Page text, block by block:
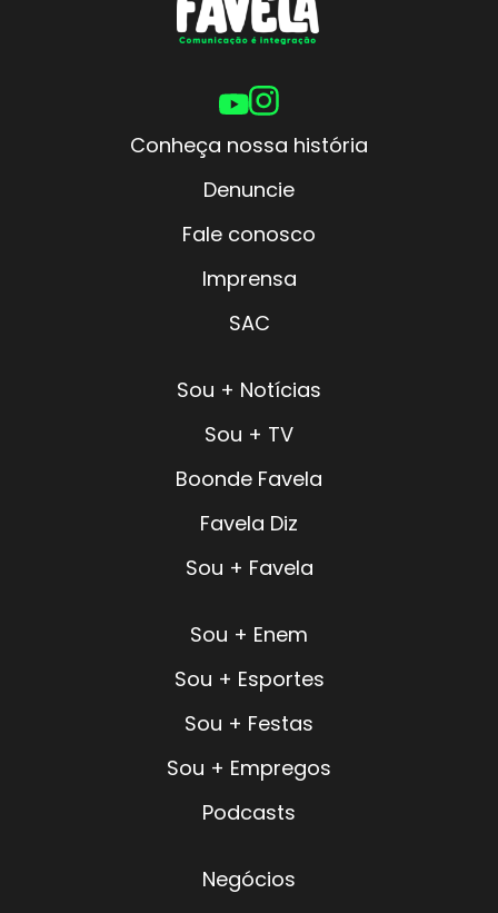
Conheça nossa história
Denuncie
Fale conosco
Imprensa
SAC
Sou + Notícias
Sou + TV
Boonde Favela
Favela Diz
Sou + Favela
Sou + Enem
Sou + Esportes
Sou + Festas
Sou + Empregos
Podcasts
Negócios